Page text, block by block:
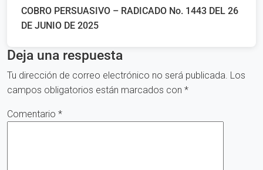
COBRO PERSUASIVO – RADICADO No. 1443 DEL 26
DE JUNIO DE 2025
Deja una respuesta
Tu dirección de correo electrónico no será publicada. Los
campos obligatorios están marcados con *
Comentario *